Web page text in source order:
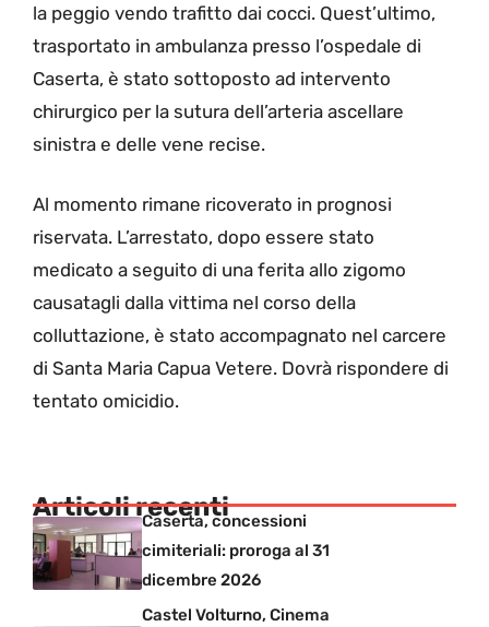
la peggio vendo trafitto dai cocci. Quest’ultimo,
trasportato in ambulanza presso l’ospedale di
Caserta, è stato sottoposto ad intervento
chirurgico per la sutura dell’arteria ascellare
sinistra e delle vene recise.
Al momento rimane ricoverato in prognosi
riservata. L’arrestato, dopo essere stato
medicato a seguito di una ferita allo zigomo
causatagli dalla vittima nel corso della
colluttazione, è stato accompagnato nel carcere
di Santa Maria Capua Vetere. Dovrà rispondere di
tentato omicidio.
Articoli recenti
Caserta, concessioni
cimiteriali: proroga al 31
dicembre 2026
Castel Volturno, Cinema